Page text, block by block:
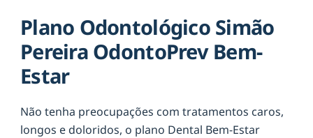
Plano Odontológico Simão
Pereira OdontoPrev Bem-
Estar
Não tenha preocupações com tratamentos caros,
longos e doloridos, o plano Dental Bem-Estar